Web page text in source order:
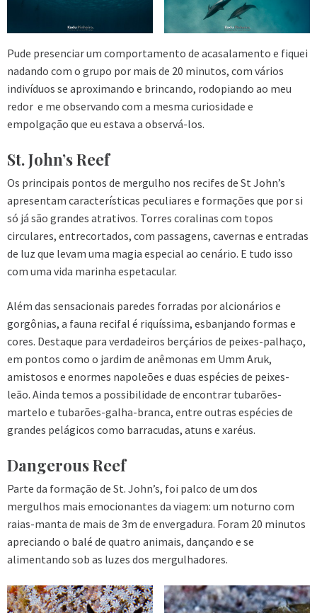
Pude presenciar um comportamento de acasalamento e fiquei
nadando com o grupo por mais de 20 minutos, com vários
indivíduos se aproximando e brincando, rodopiando ao meu
redor e me observando com a mesma curiosidade e
empolgação que eu estava a observá-los.
St. John’s Reef
Os principais pontos de mergulho nos recifes de St John’s
apresentam características peculiares e formações que por si
só já são grandes atrativos. Torres coralinas com topos
circulares, entrecortados, com passagens, cavernas e entradas
de luz que levam uma magia especial ao cenário. E tudo isso
com uma vida marinha espetacular.
Além das sensacionais paredes forradas por alcionários e
gorgônias, a fauna recifal é riquíssima, esbanjando formas e
cores. Destaque para verdadeiros berçários de peixes-palhaço,
em pontos como o jardim de anêmonas em Umm Aruk,
amistosos e enormes napoleões e duas espécies de peixes-
leão. Ainda temos a possibilidade de encontrar tubarões-
martelo e tubarões-galha-branca, entre outras espécies de
grandes pelágicos como barracudas, atuns e xaréus.
Dangerous Reef
Parte da formação de St. John’s, foi palco de um dos
mergulhos mais emocionantes da viagem: um noturno com
raias-manta de mais de 3m de envergadura. Foram 20 minutos
apreciando o balé de quatro animais, dançando e se
alimentando sob as luzes dos mergulhadores.